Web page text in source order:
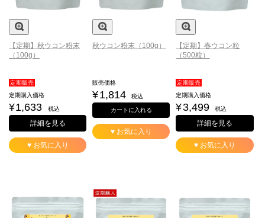
【定期】秋ウコン粉末
（100g）
定期販売
定期購入価格
¥1,633 税込
詳細を見る
♥ お気に入り
秋ウコン粉末（100g）
販売価格
¥1,814 税込
カートに入れる
♥ お気に入り
【定期】春ウコン粒
（500粒）
定期販売
定期購入価格
¥3,499 税込
詳細を見る
♥ お気に入り